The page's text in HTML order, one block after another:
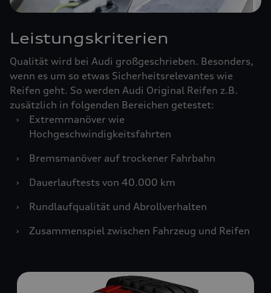
Leistungskriterien
Qualität wird bei Audi großgeschrieben. Besonders,
wenn es um so etwas Sicherheitsrelevantes wie
Reifen geht. So werden Audi Original Reifen z.B.
zusätzlich in folgenden Bereichen getestet:
›
Extremmanöver wie
Hochgeschwindigkeitsfahrten
›
Bremsmanöver auf trockener Fahrbahn
›
Dauerlauftests von 40.000 km
›
Rundlaufqualität und Abrollverhalten
›
Zusammenspiel zwischen Fahrzeug und Reifen